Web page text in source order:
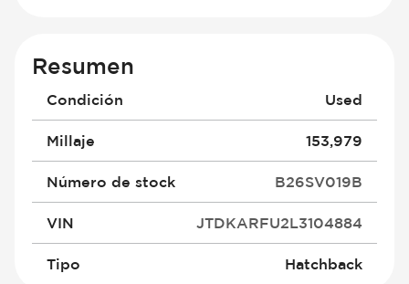
Resumen
Condición Used
Millaje 153,979
Número de stock B26SV019B
VIN JTDKARFU2L3104884
Tipo Hatchback